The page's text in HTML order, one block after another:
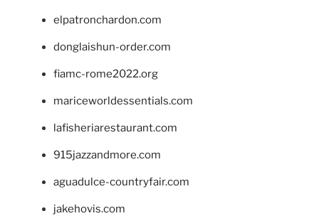
elpatronchardon.com
donglaishun-order.com
fiamc-rome2022.org
mariceworldessentials.com
lafisheriarestaurant.com
915jazzandmore.com
aguadulce-countryfair.com
jakehovis.com